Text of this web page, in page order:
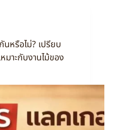
นหรือไม่? เปรียบ
มาะกับงานไม้ของ